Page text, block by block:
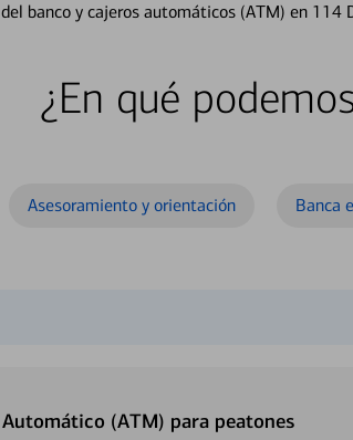
banco y cajeros automáticos (ATM) en 114
¿En qué
Asesoramiento y orientación Banca
(ATM) para peatones